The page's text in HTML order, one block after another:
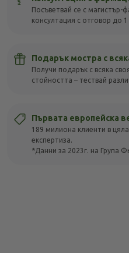
Посъветвай се с магистър-
консултация с отговор до 1
Подарък мостра с
Получи подарък с всяка
стойността – тествай
Първата европейска
189 милиона клиенти в
експертиза.
*Данни за 2023г. на Група